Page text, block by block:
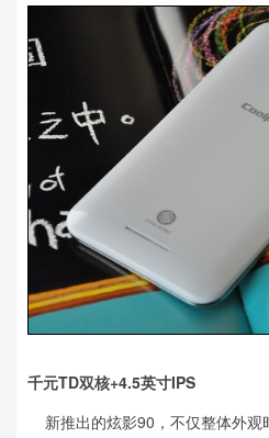
千元TD双核+4.5英寸IPS
新推出的炫影90，不仅整体外观